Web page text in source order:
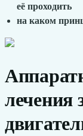
её проходить
на каком
лечения